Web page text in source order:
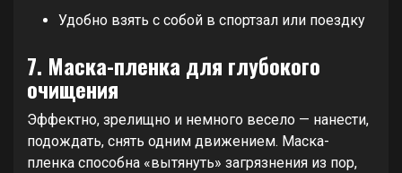
Удобно взять с собой в спортзал или поездку
7. Маска-пленка для глубокого
очищения
Эффектно, зрелищно и немного весело — нанести,
подождать, снять одним движением. Маска-
пленка способна «вытянуть» загрязнения из пор,